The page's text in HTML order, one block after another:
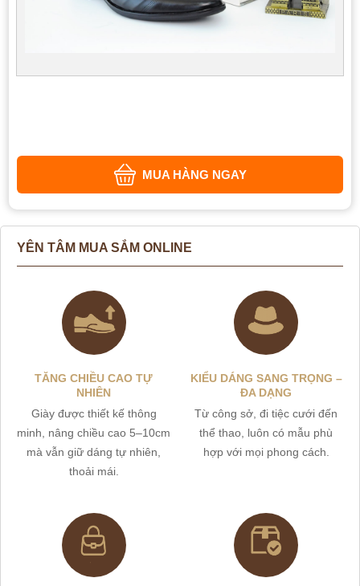
MUA HÀNG NGAY
YÊN TÂM MUA SẮM ONLINE
TĂNG CHIỀU CAO TỰ
NHIÊN
Giày được thiết kế thông
minh, nâng chiều cao 5–10cm
mà vẫn giữ dáng tự nhiên,
thoải mái.
KIỂU DÁNG SANG TRỌNG –
ĐA DẠNG
Từ công sở, đi tiệc cưới đến
thể thao, luôn có mẫu phù
hợp với mọi phong cách.